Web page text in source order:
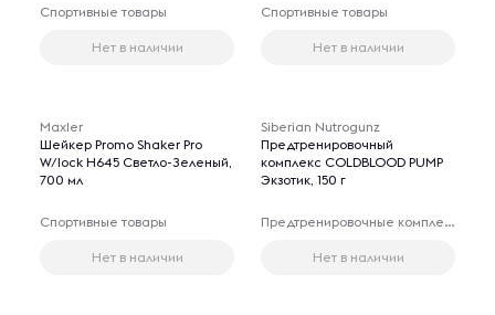
Спортивные товары
Нет в наличии
Спортивные товары
Нет в наличии
Maxler
Шейкер Promo Shaker Pro
W/lock H645 Светло-Зеленый,
700 мл
Спортивные товары
Нет в наличии
Siberian Nutrogunz
Предтренировочный
комплекс COLDBLOOD PUMP
Экзотик, 150 г
Предтренировочные комплексы
Нет в наличии